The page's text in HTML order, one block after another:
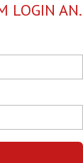
LOGIN AN.